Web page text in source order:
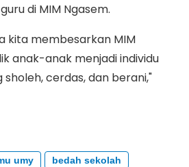
di MIM Ngasem.
kita membesarkan MIM
anak-anak menjadi individu
cerdas, dan berani,"
umy
bedah sekolah